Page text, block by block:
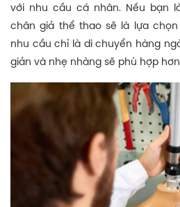
với nhu cầu cá nhân. Nếu bạn
chân giả thể thao sẽ là lựa chọn
nhu cầu chỉ là di chuyển hàng
giản và nhẹ nhàng sẽ phù hợp